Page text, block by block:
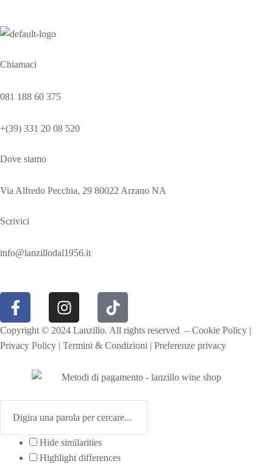
Chiamaci
081 188 60 375
+(39) 331 20 08 520
Dove siamo
Via Alfredo Pecchia, 29 80022 Arzano NA
Scrivici
info@lanzillodal1956.it
Copyright © 2024 Lanzillo. All rights reserved – Cookie Policy |
Privacy Policy | Termini & Condizioni | Preferenze privacy
Hide similarities
Highlight differences